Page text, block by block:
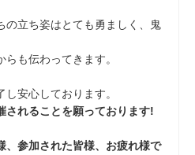
の立ち姿はとても勇ましく、鬼
も伝わってきます。
安心しております。
されることを願っております!
、参加された皆様、お疲れ様で